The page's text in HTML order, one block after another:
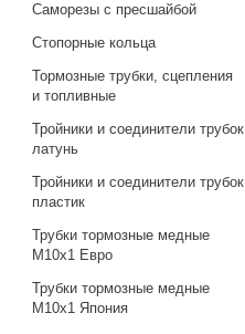
Саморезы с пресшайбой
Стопорные кольца
Тормозные трубки, сцепления
и топливные
Тройники и соединители трубок
латунь
Тройники и соединители трубок
пластик
Трубки тормозные медные
М10х1 Евро
Трубки тормозные медные
М10х1 Япония